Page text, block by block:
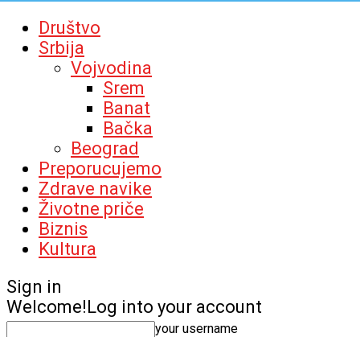
Društvo
Srbija
Vojvodina
Srem
Banat
Bačka
Beograd
Preporucujemo
Zdrave navike
Životne priče
Biznis
Kultura
Sign in
Welcome!Log into your account
your username